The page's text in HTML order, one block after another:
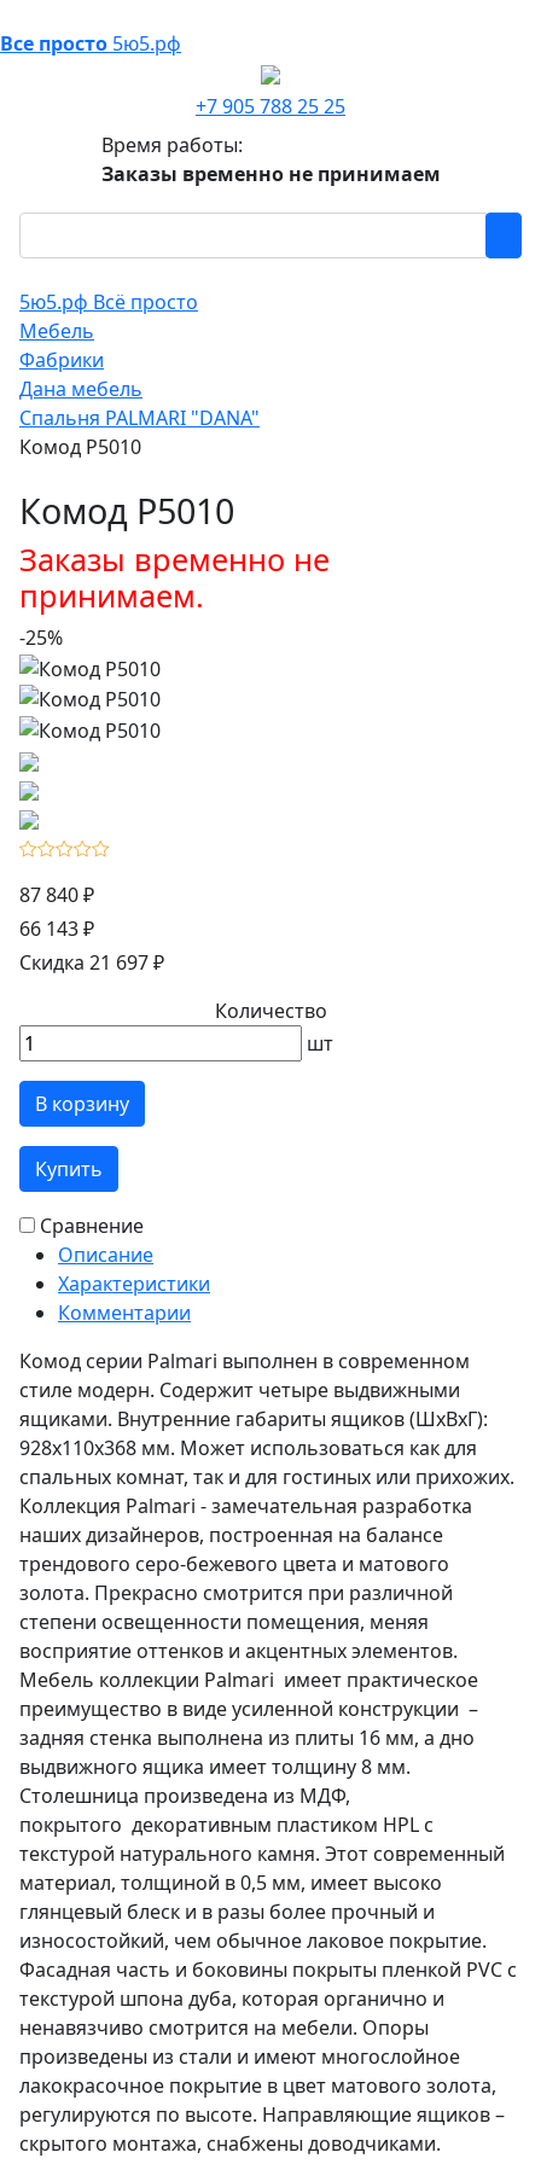
Все просто 5ю5.рф
+7 905 788 25 25
Время работы:
Заказы временно не принимаем
5ю5.рф Всё просто
Мебель
Фабрики
Дана мебель
Спальня PALMARI "DANA"
Комод P5010
Комод P5010
Заказы временно не
принимаем.
-25%
87 840 ₽
66 143 ₽
Скидка 21 697 ₽
Количество
шт
В корзину
Купить
Сравнение
Описание
Характеристики
Комментарии
Комод серии Palmari выполнен в современном
стиле модерн. Содержит четыре выдвижными
ящиками. Внутренние габариты ящиков (ШхВхГ):
928х110х368 мм. Может использоваться как для
спальных комнат, так и для гостиных или прихожих.
Коллекция Palmari - замечательная разработка
наших дизайнеров, построенная на балансе
трендового серо-бежевого цвета и матового
золота. Прекрасно смотрится при различной
степени освещенности помещения, меняя
восприятие оттенков и акцентных элементов.
Мебель коллекции Palmari имеет практическое
преимущество в виде усиленной конструкции –
задняя стенка выполнена из плиты 16 мм, а дно
выдвижного ящика имеет толщину 8 мм.
Столешница произведена из МДФ,
покрытого декоративным пластиком HPL с
текстурой натурального камня. Этот современный
материал, толщиной в 0,5 мм, имеет высоко
глянцевый блеск и в разы более прочный и
износостойкий, чем обычное лаковое покрытие.
Фасадная часть и боковины покрыты пленкой PVC с
текстурой шпона дуба, которая органично и
ненавязчиво смотрится на мебели. Опоры
произведены из стали и имеют многослойное
лакокрасочное покрытие в цвет матового золота,
регулируются по высоте. Направляющие ящиков –
скрытого монтажа, снабжены доводчиками.